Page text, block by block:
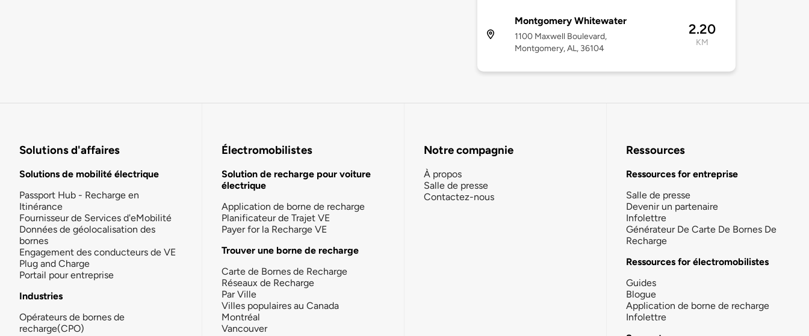
Montgomery Whitewater
1100 Maxwell Boulevard,
Montgomery, AL, 36104
2.20
KM
Solutions d'affaires
Solutions de mobilité électrique
Passport Hub - Recharge en
Itinérance
Fournisseur de Services d'eMobilité
Données de géolocalisation des
bornes
Engagement des conducteurs de VE
Plug and Charge
Portail pour entreprise
Industries
Opérateurs de bornes de
recharge(CPO)
Électromobilistes
Solution de recharge pour voiture
électrique
Application de borne de recharge
Planificateur de Trajet VE
Payer for la Recharge VE
Trouver une borne de recharge
Carte de Bornes de Recharge
Réseaux de Recharge
Par Ville
Villes populaires au Canada
Montréal
Vancouver
Notre compagnie
À propos
Salle de presse
Contactez-nous
Ressources
Ressources for entreprise
Salle de presse
Devenir un partenaire
Infolettre
Générateur De Carte De Bornes De
Recharge
Ressources for électromobilistes
Guides
Blogue
Application de borne de recharge
Infolettre